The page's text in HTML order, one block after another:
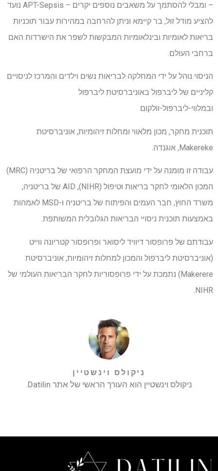
– ומבלי להסתמך על משאבים נוספים יקרים – APT-Sepsis נועד
להציע מודל זול, בר קיימא וניתן להרחבה במהירות עבור תוכניות
בריאות לאומיות ובינלאומיות המבקשות לשפר את הישרדות האם
ברחבי העולם.
הניסוי נוהל על ידי המחלקה לבריאות נשים וילדים והמרכז לניסויים
קליניים של ליברפול באוניברסיטת ליברפול
ובמלווי-ליברפול-וולקום
תוכנית מחקר, מכון מלאווי ומחלות זיהומיות, אוניברסיטת
Makereke, אוגנדה.
עבודה זו מומנה על ידי מועצת המחקר הרפואי של בריטניה (MRC)
המכון הלאומי לחקר בריאות וטיפול (NIHR), AID של בריטניה,
משרד החוץ, חבר העמים והפיתוח של בריטניה ו-MSD לאמהות
באמצעות תוכנית ניסויי הבריאות הגלובלית המשותפת.
עבודתם של פרופסור דיוויד ליסואר ופרופסור קטריונה ווייט
(אוניברסיטת ליברפול והמכון למחלות זיהומיות, אוניברסיטת
Makerere) נתמכת על ידי פרופסוריות לחקר הבריאות העולמי של
NIHR.
ניקולס וינשטיין
ניקולס וינשטיין הוא העורך הראשי של אתר Datilin.